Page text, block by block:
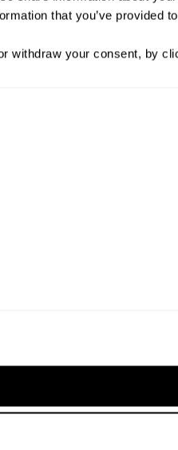
that you’ve provided
withdraw your consent, by